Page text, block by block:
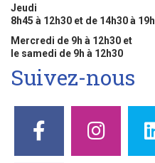
Jeudi
8h45 à 12h30 et de 14h30 à 19h
Mercredi de 9h à 12h30 et
le samedi de 9h à 12h30
Suivez-nous